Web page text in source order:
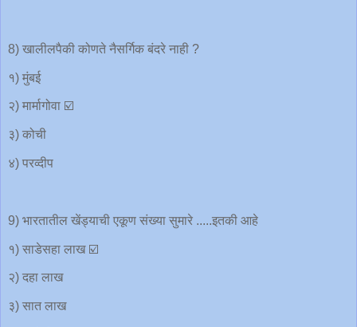
8) खालीलपैकी कोणते नैसर्गिक बंदरे नाही ?
१) मुंबई
२) मार्मागोवा ☑️
३) कोची
४) परव्दीप
9) भारतातील खेंड्याची एकूण संख्या सुमारे .....इतकी आहे
१) साडेसहा लाख ☑️
२) दहा लाख
३) सात लाख